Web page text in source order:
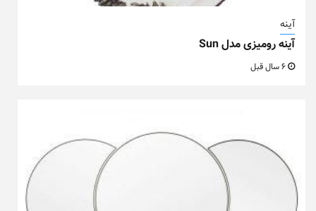
آینه
آینه رومیزی مدل Sun